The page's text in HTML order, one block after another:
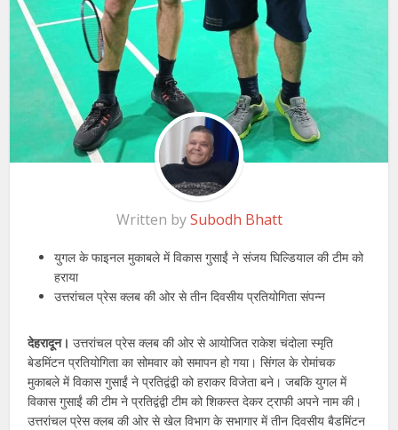
Written bySubodh Bhatt
युगल के फाइनल मुकाबले में विकास गुसाईं ने संजय घिल्डियाल की टीम को
हराया
उत्तरांचल प्रेस क्लब की ओर से तीन दिवसीय प्रतियोगिता संपन्न
देहरादून। उत्तरांचल प्रेस क्लब की ओर से आयोजित राकेश चंदोला स्मृति
बेडमिंटन प्रतियोगिता का सोमवार को समापन हो गया। सिंगल के रोमांचक
मुकाबले में विकास गुसाईं ने प्रतिद्वंद्वी को हराकर विजेता बने। जबकि युगल में
विकास गुसाईं की टीम ने प्रतिद्वंद्वी टीम को शिकस्त देकर ट्राफी अपने नाम की।
उत्तरांचल प्रेस क्लब की ओर से खेल विभाग के सभागार में तीन दिवसीय बैडमिंटन